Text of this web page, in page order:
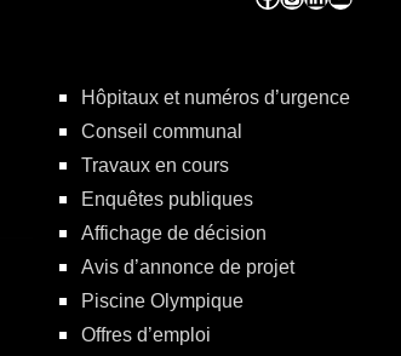
Hôpitaux et numéros d’urgence
Conseil communal
Travaux en cours
Enquêtes publiques
Affichage de décision
Avis d’annonce de projet
Piscine Olympique
Offres d’emploi